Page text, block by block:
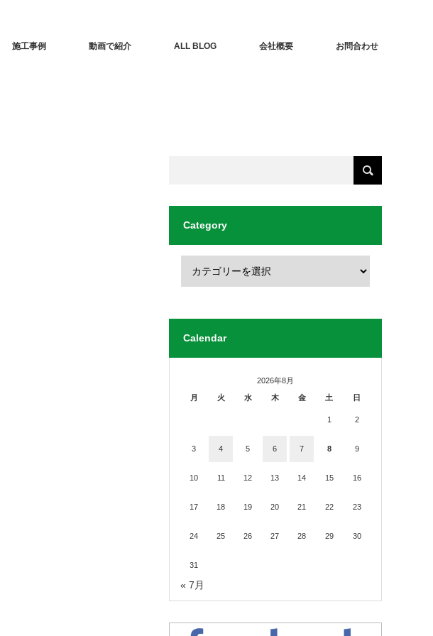
施工事例 動画で紹介 ALL BLOG 会社概要 お問合わせ
Category
Calendar
2026年8月
月
火 水 木 金 土 日
1 2
3 4 5 6 7 8 9
10 11 12 13 14 15 16
17 18 19 20 21 22 23
24 25 26 27 28 29 30
31
« 7月